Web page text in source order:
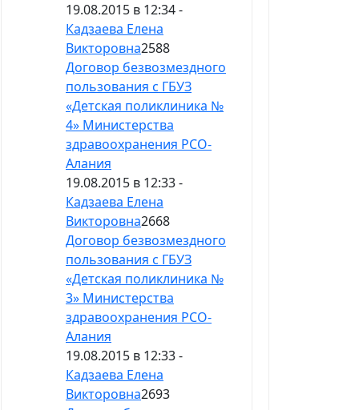
19.08.2015 в 12:34 -
Кадзаева Елена
Викторовна2588
Договор безвозмездного
пользования с ГБУЗ
«Детская поликлиника №
4» Министерства
здравоохранения РСО-
Алания
19.08.2015 в 12:33 -
Кадзаева Елена
Викторовна2668
Договор безвозмездного
пользования с ГБУЗ
«Детская поликлиника №
3» Министерства
здравоохранения РСО-
Алания
19.08.2015 в 12:33 -
Кадзаева Елена
Викторовна2693